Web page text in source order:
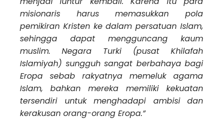
misionaris harus memasukkan pola
pemikiran Kristen ke dalam persatuan Islam,
sehingga dapat mengguncang kaum
muslim. Negara Turki (pusat Khilafah
Islamiyah) sungguh sangat berbahaya bagi
Eropa sebab rakyatnya memeluk agama
Islam, bahkan mereka memiliki kekuatan
tersendiri untuk menghadapi ambisi dan
kerakusan orang-orang Eropa.”